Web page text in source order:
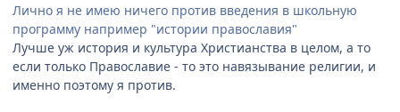
Лично я не имею ничего против введения в школьную
программу например "истории православия"
Лучше уж история и культура Христианства в целом, а то
если только Православие - то это навязывание религии, и
именно поэтому я против.